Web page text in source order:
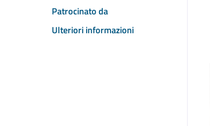
Patrocinato da
Ulteriori informazioni